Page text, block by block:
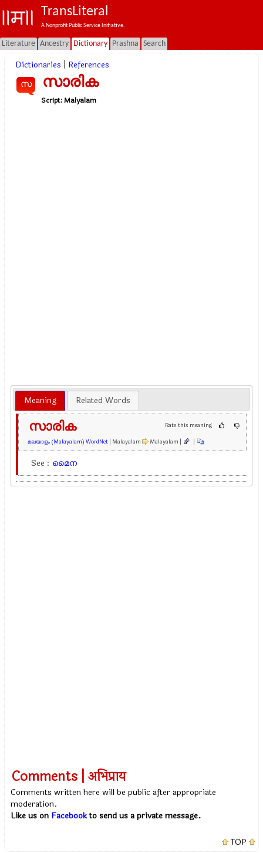
TransLiteral
A Nonprofit Public Service Initiative.
Literature Ancestry Dictionary Prashna Search
Dictionaries References
സ സാരിക
Script:Malyalam
Meaning Related Words
Rate this meaning
സാരിക
മലയാളം (Malayalam) WordNet | Malayalam Malayalam | |
See : മൈന
Comments | अभिप्राय
Comments written here will be public after appropriate
moderation.
Like us on Facebookto send us a private message.
TOP